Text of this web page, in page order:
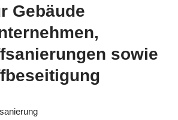
Gebäude
sowie